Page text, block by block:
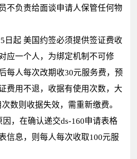
不负责给面谈申请人保管任何物
日起 美国约签必须提供签证费收
应一个人，为绑定机制不可修
每人每次改期收30元服务费，预
费用不退，收据有使用次数，大
数则收据失效，需重新缴费。
，在确认递交ds-160申请表格
信息，则每人每次收取100元服